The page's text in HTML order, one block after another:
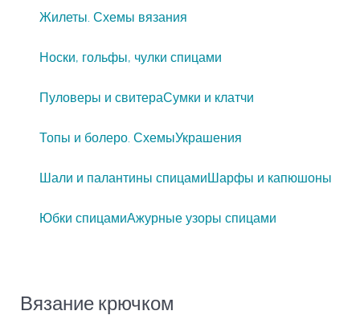
Жилеты. Схемы вязания
Носки, гольфы, чулки спицами
Пуловеры и свитераСумки и клатчи
Топы и болеро. СхемыУкрашения
Шали и палантины спицамиШарфы и капюшоны
Юбки спицамиАжурные узоры спицами
Вязание крючком